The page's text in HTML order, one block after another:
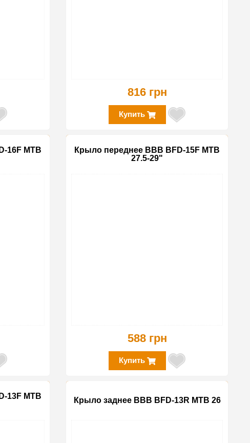
816 грн
Купить
16F MTB
Крыло переднее BBB BFD-15F MTB
27.5-29"
588 грн
Купить
13F MTB
Крыло заднее BBB BFD-13R MTB 26